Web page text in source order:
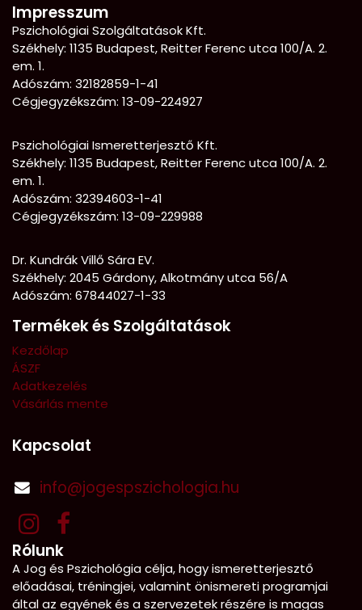
Impresszum
Pszichológiai Szolgáltatások Kft.
Székhely: 1135 Budapest, Reitter Ferenc utca 100/A. 2.
em. 1.
Adószám: 32182859-1-41
Cégjegyzékszám: 13-09-224927
Pszichológiai Ismeretterjesztő Kft.
Székhely: 1135 Budapest, Reitter Ferenc utca 100/A. 2.
em. 1.
Adószám: 32394603-1-41
Cégjegyzékszám: 13-09-229988
Dr. Kundrák Villő Sára EV.
Székhely: 2045 Gárdony, Alkotmány utca 56/A
Adószám: 67844027-1-33
Termékek és Szolgáltatások
Kezdőlap
ÁSZF
Adatkezelés
Vásárlás mente
Kapcsolat
info@jogespszichologia.hu
Rólunk
A Jog és Pszichológia célja, hogy ismeretterjesztő
előadásai, tréningjei, valamint önismereti programjai
által az egyének és a szervezetek részére is magas